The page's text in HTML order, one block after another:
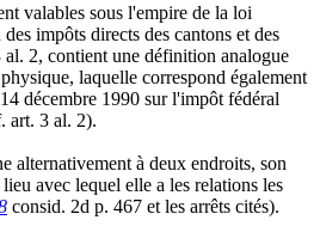
valables sous l'empire de la loi
impôts directs des cantons et des
al. 2, contient une définition analogue
laquelle correspond également
décembre 1990 sur l'impôt fédéral
art. 3 al. 2).
alternativement à deux endroits, son
avec lequel elle a les relations les
consid. 2d p. 467 et les arrêts cités).